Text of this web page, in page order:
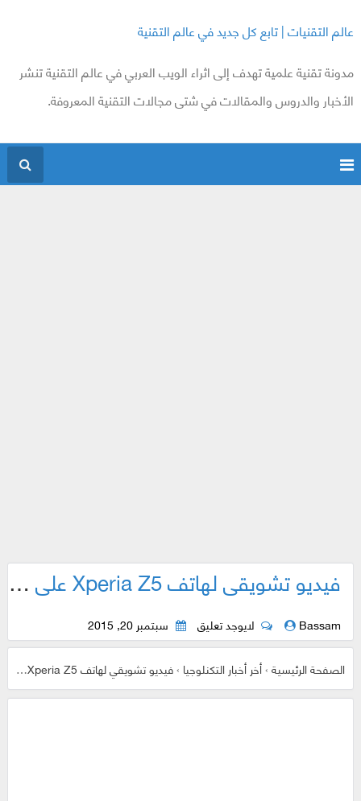
عالم التقنيات | تابع كل جديد في عالم التقنية
مدونة تقنية علمية تهدف إلى اثراء الويب العربي في عالم التقنية تنشر
الأخبار والدروس والمقالات في شتى مجالات التقنية المعروفة.
فيديو تشويقي لهاتف Xperia Z5 على طريقة "جيمس بوند"
Bassam لايوجد تعليق سبتمبر 20, 2015
الصفحة الرئيسية›أخر أخبار التكنلوجيا›فيديو تشويقي لهاتف Xperia Z5 على طريقة "جيمس بوند"